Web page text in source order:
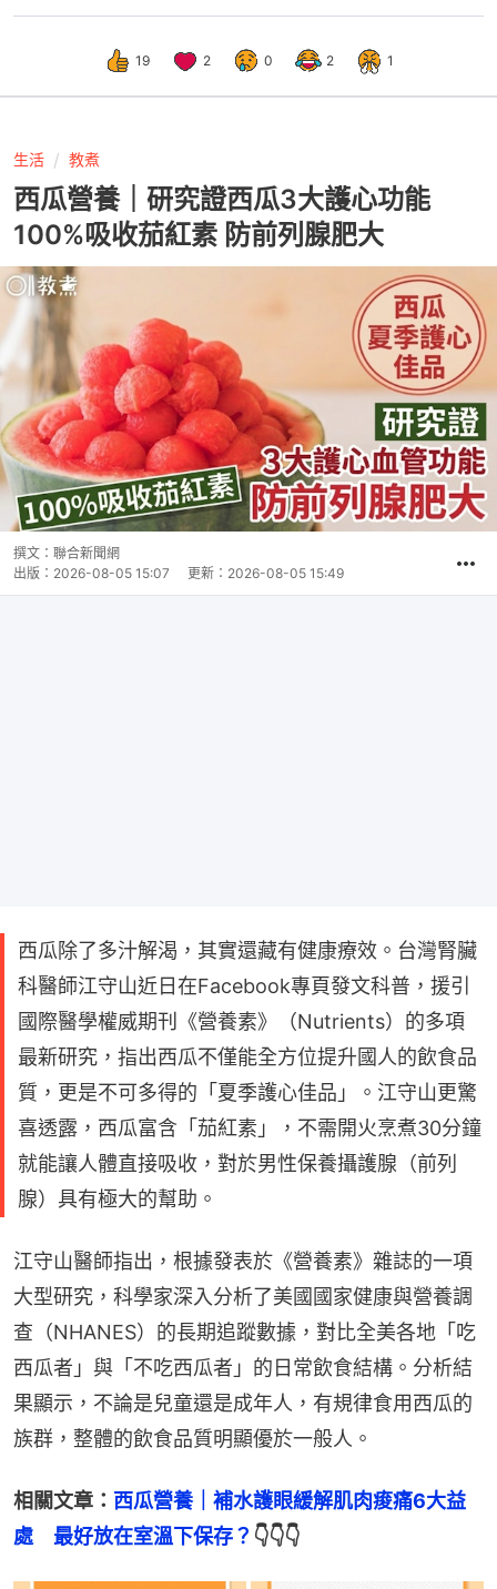
19 2 0 2 1
生活 教煮
西瓜營養｜研究證西瓜3大護心功能
100%吸收茄紅素 防前列腺肥大
撰文： 聯合新聞網
出版： 2026-08-05 15:07 更新： 2026-08-05 15:49
西瓜除了多汁解渴，其實還藏有健康療效。台灣腎臟
科醫師江守山近日在Facebook專頁發文科普，援引
國際醫學權威期刊《營養素》（Nutrients）的多項
最新研究，指出西瓜不僅能全方位提升國人的飲食品
質，更是不可多得的「夏季護心佳品」。江守山更驚
喜透露，西瓜富含「茄紅素」，不需開火烹煮30分鐘
就能讓人體直接吸收，對於男性保養攝護腺（前列
腺）具有極大的幫助。
江守山醫師指出，根據發表於《營養素》雜誌的一項
大型研究，科學家深入分析了美國國家健康與營養調
查（NHANES）的長期追蹤數據，對比全美各地「吃
西瓜者」與「不吃西瓜者」的日常飲食結構。分析結
果顯示，不論是兒童還是成年人，有規律食用西瓜的
族群，整體的飲食品質明顯優於一般人。
相關文章： 西瓜營養｜補水護眼緩解肌肉痠痛6大益
處　最好放在室溫下保存？ 👇👇👇